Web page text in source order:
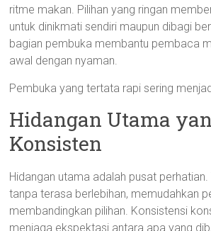
ritme makan. Pilihan yang ringan
untuk dinikmati sendiri maupun dibagi
bagian pembuka membantu pembaca
awal dengan nyaman.
Pembuka yang tertata rapi sering
Hidangan Utama
Konsisten
Hidangan utama adalah pusat
tanpa terasa berlebihan, memudahkan
membandingkan pilihan. Konsistensi
menjaga ekspektasi antara apa yang